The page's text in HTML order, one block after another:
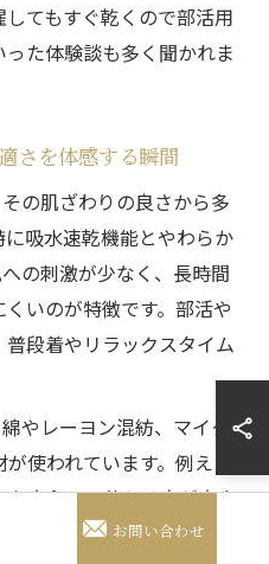
てもすぐ乾くので部活用
た体験談も多く聞かれま
さを体感する瞬間
の肌ざわりの良さから多
吸水速乾機能とやわらか
の刺激が少なく、長時間
いのが特徴です。部活や
段着やリラックスタイム
やレーヨン混紡、マイク
使われています。例え
安心して使える点が大き
ごわつきやチクチク感が
お問い合わせ